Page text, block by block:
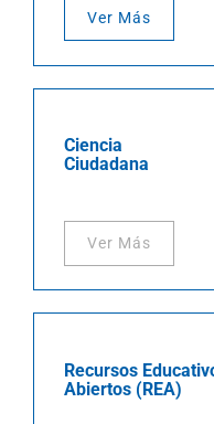
Ver Más
Ciencia
Ciudadana
Ver Más
Recursos
Abiertos (REA)